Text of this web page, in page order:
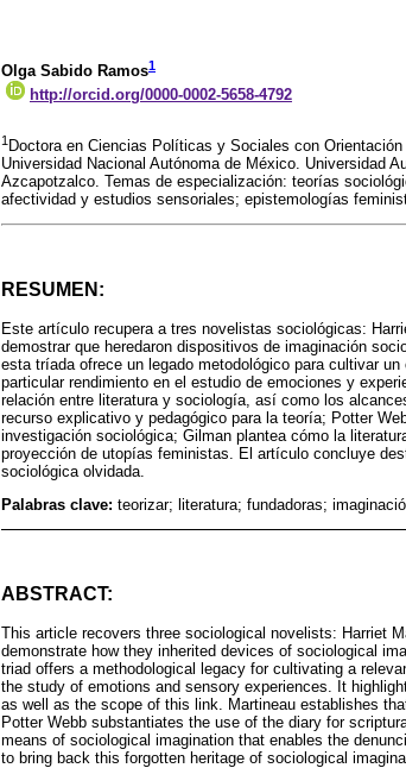
Olga Sabido Ramos1
http://orcid.org/0000-0002-5658-4792
1 Doctora en Ciencias Políticas y Sociales con
Universidad Nacional Autónoma de México. Universidad
Azcapotzalco. Temas de especialización: teorías
afectividad y estudios sensoriales; epistemologías
RESUMEN:
Este artículo recupera a tres novelistas sociológicas:
demostrar que heredaron dispositivos de imaginación
esta tríada ofrece un legado metodológico para cultivar
particular rendimiento en el estudio de emociones y
relación entre literatura y sociología, así como los
recurso explicativo y pedagógico para la teoría; Potter
investigación sociológica; Gilman plantea cómo la
proyección de utopías feministas. El artículo concluye
sociológica olvidada.
Palabras clave: teorizar; literatura; fundadoras;
ABSTRACT:
This article recovers three sociological novelists: Harriet
demonstrate how they inherited devices of sociological
triad offers a methodological legacy for cultivating a
the study of emotions and sensory experiences. It
as well as the scope of this link. Martineau establishes
Potter Webb substantiates the use of the diary for
means of sociological imagination that enables the
to bring back this forgotten heritage of sociological